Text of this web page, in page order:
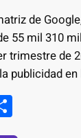
de
55 mil 310
trimestre de
publicidad en
S
h